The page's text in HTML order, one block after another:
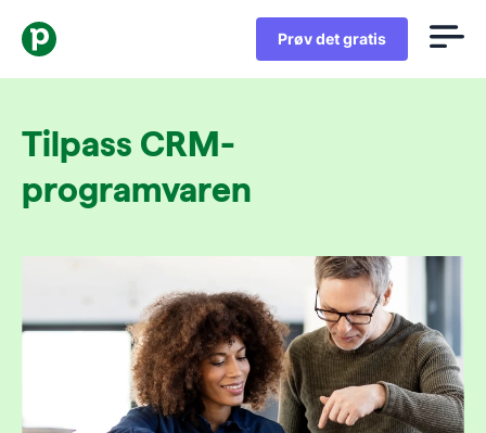
Prøv det gratis
Tilpass CRM-
programvaren